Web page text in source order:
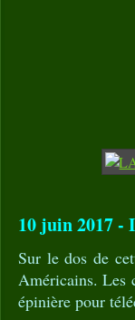
10 juin 2017 -
Sur le dos de
Américains. Les
épinière pour